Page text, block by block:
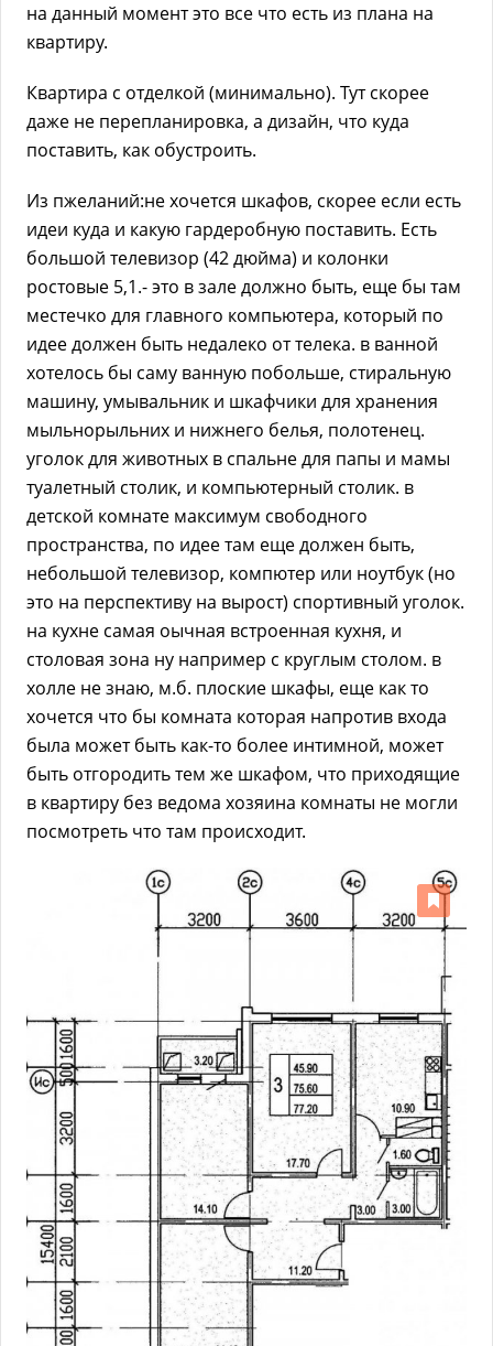
на данный момент это все что есть из плана на
квартиру.
Квартира с отделкой (минимально). Тут скорее
даже не перепланировка, а дизайн, что куда
поставить, как обустроить.
Из пжеланий:не хочется шкафов, скорее если есть
идеи куда и какую гардеробную поставить. Есть
большой телевизор (42 дюйма) и колонки
ростовые 5,1.- это в зале должно быть, еще бы там
местечко для главного компьютера, который по
идее должен быть недалеко от телека. в ванной
хотелось бы саму ванную побольше, стиральную
машину, умывальник и шкафчики для хранения
мыльнорыльних и нижнего белья, полотенец.
уголок для животных в спальне для папы и мамы
туалетный столик, и компьютерный столик. в
детской комнате максимум свободного
пространства, по идее там еще должен быть,
небольшой телевизор, компютер или ноутбук (но
это на перспективу на вырост) спортивный уголок.
на кухне самая оычная встроенная кухня, и
столовая зона ну например с круглым столом. в
холле не знаю, м.б. плоские шкафы, еще как то
хочется что бы комната которая напротив входа
была может быть как-то более интимной, может
быть отгородить тем же шкафом, что приходящие
в квартиру без ведома хозяина комнаты не могли
посмотреть что там происходит.